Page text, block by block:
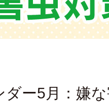
ダー5月：嫌